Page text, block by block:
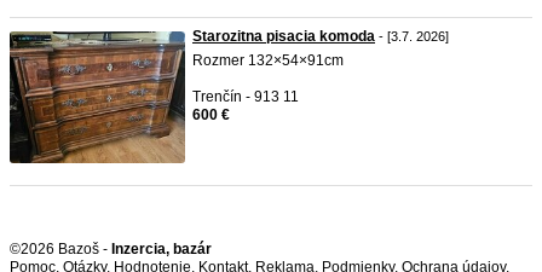
Starozitna pisacia komoda - [3.7. 2026]
Rozmer 132×54×91cm
Trenčín - 913 11
600 €
©2026 Bazoš - Inzercia, bazár
Pomoc, Otázky, Hodnotenie, Kontakt, Reklama, Podmienky, Ochrana údajov,